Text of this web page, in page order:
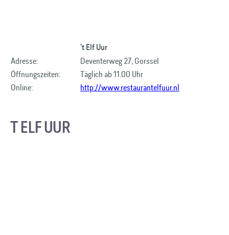
’t Elf Uur
Adresse:
Deventerweg 27, Gorssel
Öffnungszeiten:
Täglich ab 11.00 Uhr
Online:
http://www.restaurantelfuur.nl
T ELF UUR